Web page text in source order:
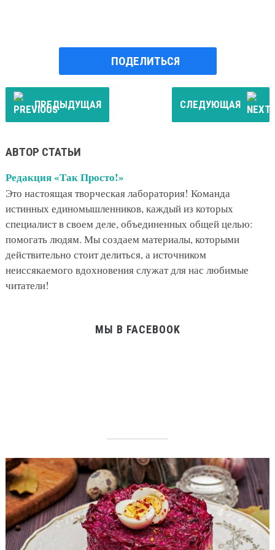
ПОДЕЛИТЬСЯ
ПРЕДЫДУЩАЯ СЛЕДУЮЩАЯ
АВТОР СТАТЬИ
Редакция «Так Просто!»
Это настоящая творческая лаборатория! Команда
истинных единомышленников, каждый из которых
специалист в своем деле, объединенных общей целью:
помогать людям. Мы создаем материалы, которыми
действительно стоит делиться, а источником
неиссякаемого вдохновения служат для нас любимые
читатели!
МЫ В FACEBOOK